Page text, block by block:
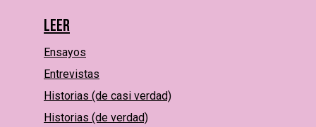
Leer
Ensayos
Entrevistas
Historias (de casi verdad)
Historias (de verdad)